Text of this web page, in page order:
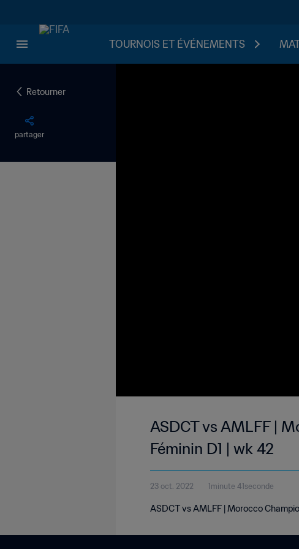
TOURNOIS ET ÉVÉNEMENTS
Retourner
partager
ASDCT vs AMLFF |
Féminin D1 | wk 42
23 oct. 2022 1minute 41seconde
ASDCT vs AMLFF | Morocco